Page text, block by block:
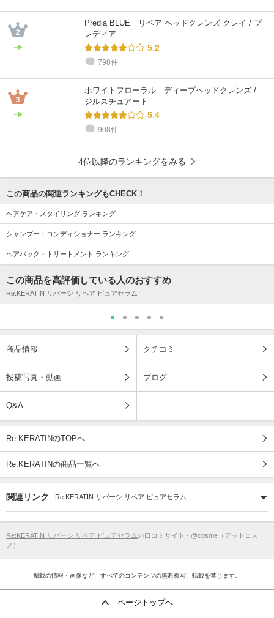
Predia BLUE リペア ヘッドクレンズ クレイ / プ
レディア
5.2
798件
ホワイトフローラル ディープヘッドクレンズ /
ジルスチュアート
5.4
908件
4位以降のランキングをみる
この商品の関連ランキングもCHECK！
ヘアケア・スタイリング ランキング
シャンプー・コンディショナー ランキング
ヘアパック・トリートメント ランキング
この商品を高評価している人のおすすめ
Re:KERATIN リバーシ リペア ピュアセラム
商品情報 クチコミ
投稿写真・動画 ブログ
Q&A
Re:KERATINのTOPへ
Re:KERATINの商品一覧へ
関連リンク Re:KERATIN リバーシ リペア ピュアセラム
Re:KERATIN リバーシ リペア ピュアセラムの口コミサイト - @cosme（アットコス
メ）
掲載の情報・画像など、すべてのコンテンツの無断複写、転載を禁じます。
ページトップへ